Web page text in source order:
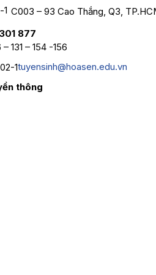
C003 – 93 Cao Thắng, Q3,
877
131 – 154 -156
tuyensinh@hoasen.edu.vn
thông